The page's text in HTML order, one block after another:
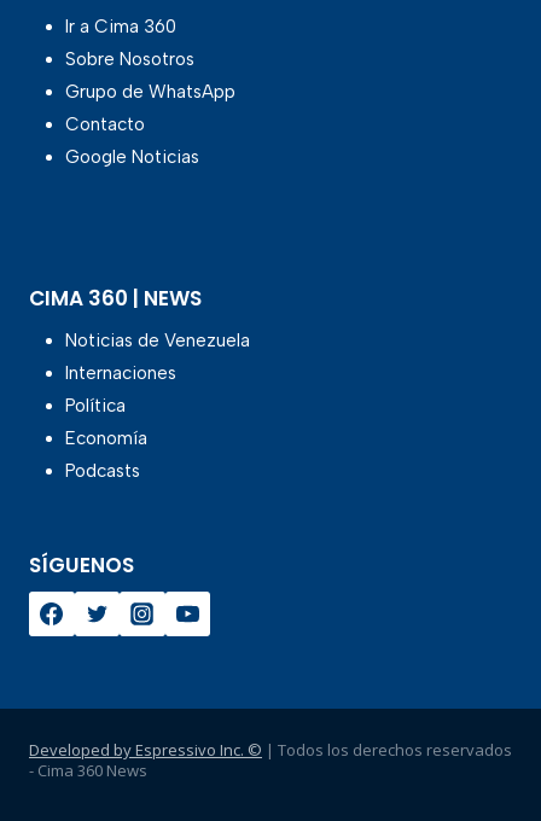
Ir a Cima 360
Sobre Nosotros
Grupo de WhatsApp
Contacto
Google Noticias
CIMA 360 | NEWS
Noticias de Venezuela
Internaciones
Política
Economía
Podcasts
SÍGUENOS
Developed by Espressivo Inc. © | Todos los derechos reservados
- Cima 360 News